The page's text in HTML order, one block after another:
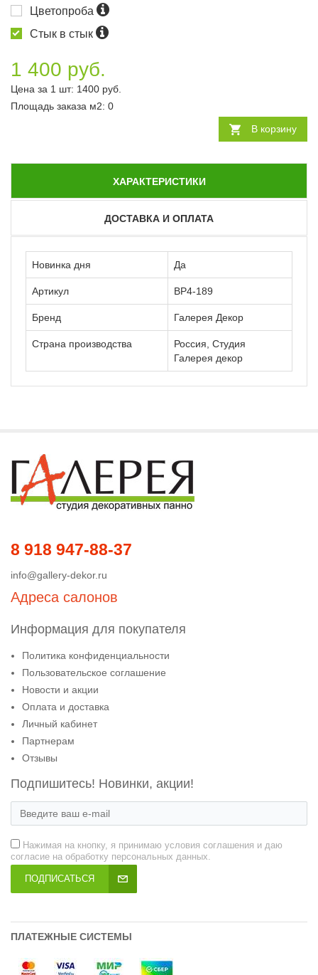
Цветопроба
Стык в стык
1 400 руб.
Цена за 1 шт: 1400 руб.
Площадь заказа м2: 0
В корзину
ХАРАКТЕРИСТИКИ
ДОСТАВКА И ОПЛАТА
Новинка дня Да
Артикул ВР4-189
Бренд Галерея Декор
Страна производства
Россия, Студия
Галерея декор
8 918 947-88-37
info@gallery-dekor.ru
Адреса салонов
Информация для покупателя
Политика конфиденциальности
Пользовательское соглашение
Новости и акции
Оплата и доставка
Личный кабинет
Партнерам
Отзывы
Подпишитесь! Новинки, акции!
Нажимая на кнопку, я принимаю условия соглашения и даю
согласие на обработку персональных данных.
ПОДПИСАТЬСЯ
ПЛАТЕЖНЫЕ СИСТЕМЫ